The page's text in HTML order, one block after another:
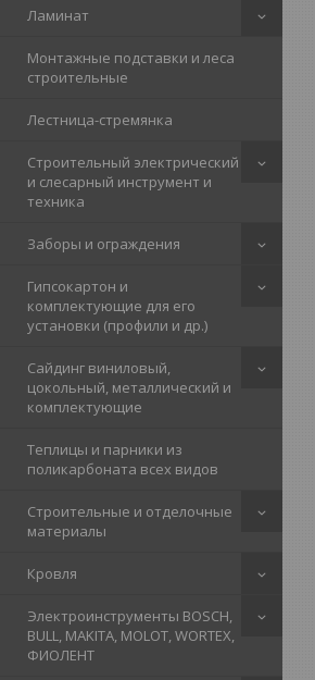
Ламинат
Монтажные подставки и леса
строительные
Лестница-стремянка
Строительный электрический
и слесарный инструмент и
техника
Заборы и ограждения
Гипсокартон и
комплектующие для его
установки (профили и др.)
Сайдинг виниловый,
цокольный, металлический и
комплектующие
Теплицы и парники из
поликарбоната всех видов
Строительные и отделочные
материалы
Кровля
Электроинструменты BOSCH,
BULL, MAKITA, MOLOT, WORTEX,
ФИОЛЕНТ